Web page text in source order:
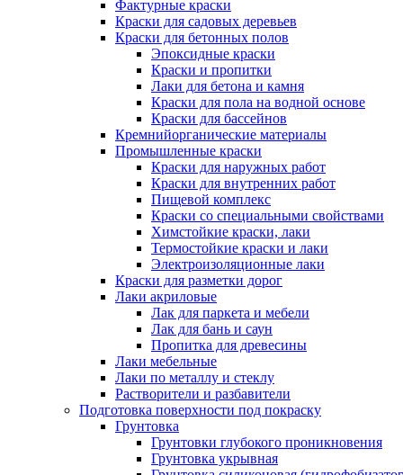
Фактурные краски
Краски для садовых деревьев
Краски для бетонных полов
Эпоксидные краски
Краски и пропитки
Лаки для бетона и камня
Краски для пола на водной основе
Краски для бассейнов
Кремнийорганические материалы
Промышленные краски
Краски для наружных работ
Краски для внутренних работ
Пищевой комплекс
Краски со специальными свойствами
Химстойкие краски, лаки
Термостойкие краски и лаки
Электроизоляционные лаки
Краски для разметки дорог
Лаки акриловые
Лак для паркета и мебели
Лак для бань и саун
Пропитка для древесины
Лаки мебельные
Лаки по металлу и стеклу
Растворители и разбавители
Подготовка поверхности под покраску
Грунтовка
Грунтовки глубокого проникновения
Грунтовка укрывная